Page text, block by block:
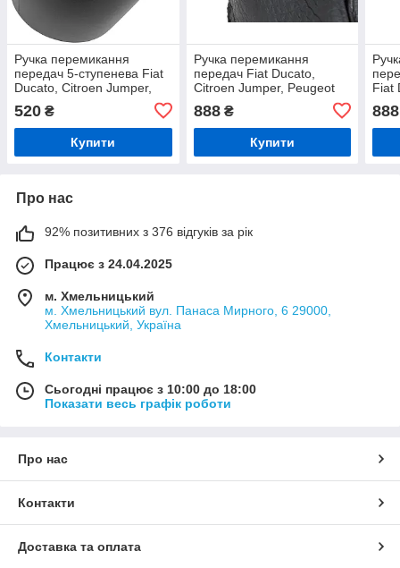
Ручка перемикання
передач 5-ступенева Fiat
Ducato, Citroen Jumper,
Peugeot Boxer 1994–2006
сумісна 2006–2010, чорна
520 ₴
Купити
Ручка перемикання
передач Fiat Ducato,
Citroen Jumper, Peugeot
ступенева, чорна з
хромом
888₴
Купити
Fiat
888
Про нас
92% позитивних з 376 відгуків за рік
Працює з 24.04.2025
м. Хмельницький
м. Хмельницький вул. Панаса Мирного, 6 29000,
Хмельницький, Україна
Контакти
Сьогодні працює з 10:00 до 18:00
Показати весь графік роботи
Про нас
Контакти
Доставка та оплата